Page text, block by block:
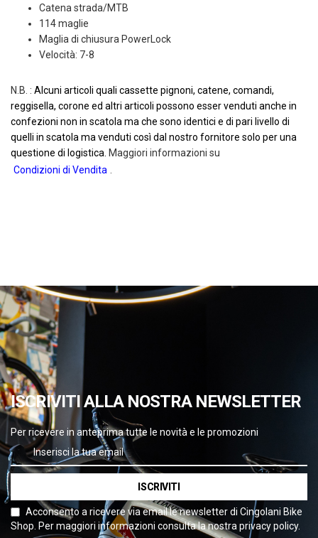
Catena strada/MTB
114 maglie
Maglia di chiusura PowerLock
Velocità: 7-8
N.B. : Alcuni articoli quali cassette pignoni, catene, comandi,
reggisella, corone ed altri articoli possono esser venduti anche in
confezioni non in scatola ma che sono identici e di pari livello di
quelli in scatola ma venduti così dal nostro fornitore solo per una
questione di logistica. Maggiori informazioni su
Condizioni di Vendita
ISCRIVITI ALLA NOSTRA NEWSLETTER
Per ricevere in anteprima tutte le novità e le promozioni
ISCRIVITI
Acconsento a ricevere via email le newsletter di Cingolani Bike
Shop. Per maggiori informazioni consulta la nostra privacy policy.